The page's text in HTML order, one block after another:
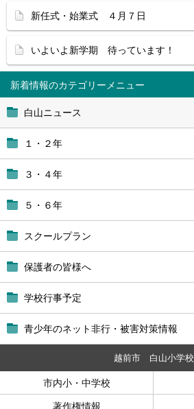
新着情報
白山ニュース
１・２年
３・４年
５・６年
スクールプラン
保護者の皆様へ
学校行事予定
青少年のネット非行・被害対策情報
新任式・始業式 ４月７日
いよいよ新学期 待っています！
越前市 白山小学校
市内小・中学校
著作権情報